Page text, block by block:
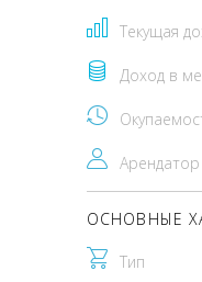
Текущая
Доход в
Арендатор
ОСНОВНЫЕ
Тип